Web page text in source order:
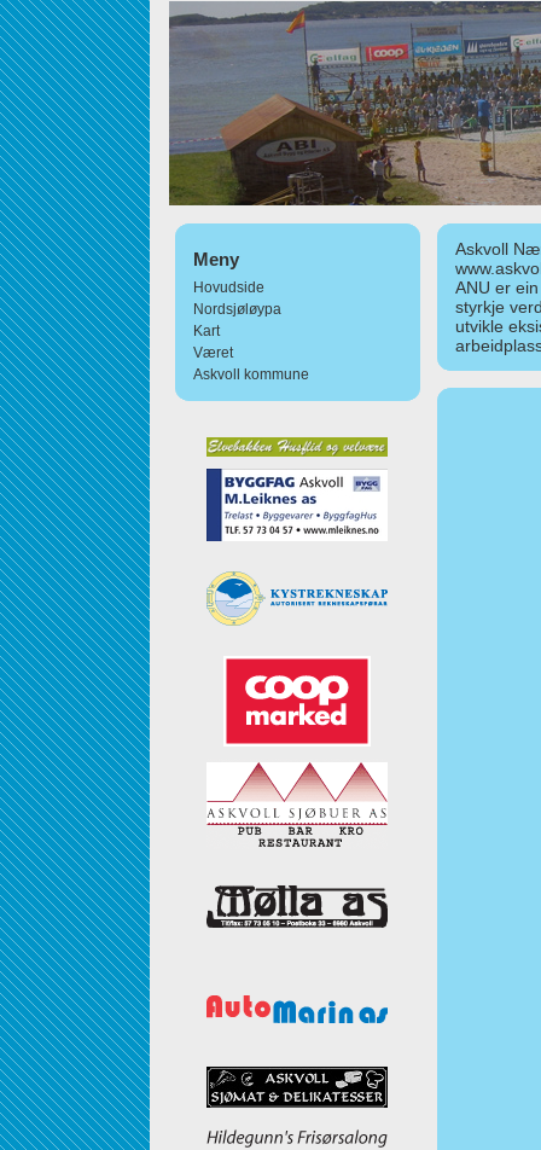
Meny
Hovudside
Nordsjøløypa
Kart
Været
Askvoll kommune
Askvoll
ANU er
styrkje
utvikle